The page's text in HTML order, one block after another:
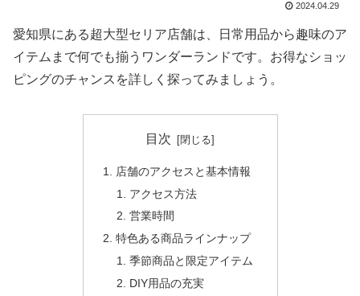
2024.04.29
愛知県にある超大型セリア店舗は、日常用品から趣味のア
イテムまで何でも揃うワンダーランドです。お得なショッ
ピングのチャンスを詳しく探ってみましょう。
目次
店舗のアクセスと基本情報
アクセス方法
営業時間
特色ある商品ラインナップ
季節商品と限定アイテム
DIY用品の充実